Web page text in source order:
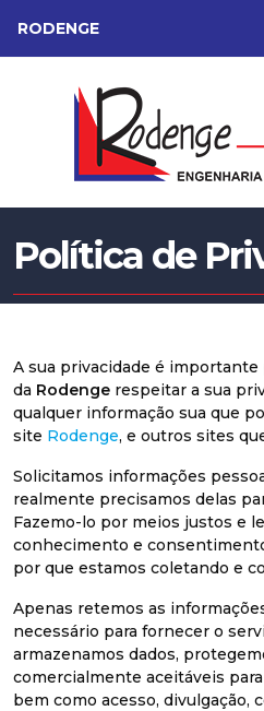
RODENGE
Política de
A sua privacidade é importante
da Rodenge respeitar a sua
qualquer informação sua que
site Rodenge, e outros sites
Solicitamos informações
realmente precisamos delas
Fazemo-lo por meios justos e
conhecimento e
por que estamos coletando e
Apenas retemos as
necessário para fornecer o
armazenamos dados,
comercialmente aceitáveis
bem como acesso, divulgação,